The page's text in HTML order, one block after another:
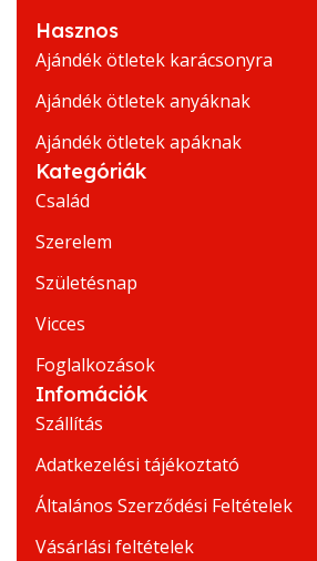
Hasznos
Ajándék ötletek karácsonyra
Ajándék ötletek anyáknak
Ajándék ötletek apáknak
Kategóriák
Család
Szerelem
Születésnap
Vicces
Foglalkozások
Infomációk
Szállítás
Adatkezelési tájékoztató
Általános Szerződési Feltételek
Vásárlási feltételek